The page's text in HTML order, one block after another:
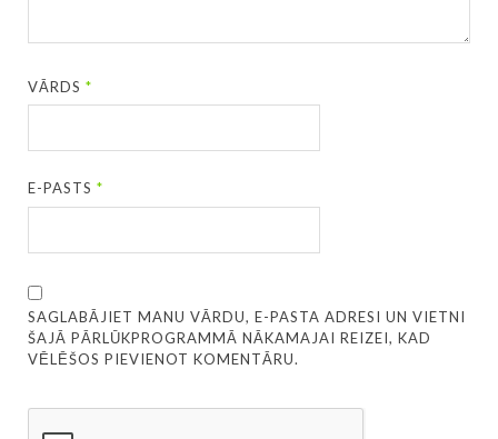
VĀRDS*
E-PASTS*
SAGLABĀJIET MANU VĀRDU, E-PASTA ADRESI UN VIETNI
ŠAJĀ PĀRLŪKPROGRAMMĀ NĀKAMAJAI REIZEI, KAD
VĒLĒŠOS PIEVIENOT KOMENTĀRU.